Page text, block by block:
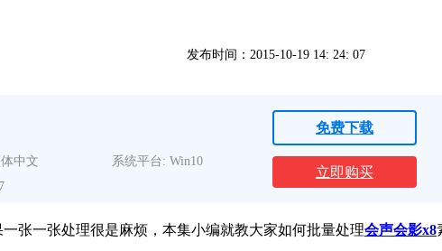
发布时间：2015-10-19 14: 24: 07
中文
系统平台: Win10
免费下载
立即购买
张一张处理很是麻烦，本集小编就教大家如何批量处理会声会影x8